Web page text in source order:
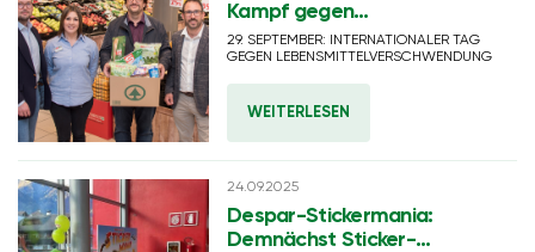
Kampf gegen
Lebensmittelverschwendung
29. SEPTEMBER: INTERNATIONALER TAG
GEGEN LEBENSMITTELVERSCHWENDUNG
WEITERLESEN
24.09.2025
Despar-Stickermania:
Demnächst Sticker-